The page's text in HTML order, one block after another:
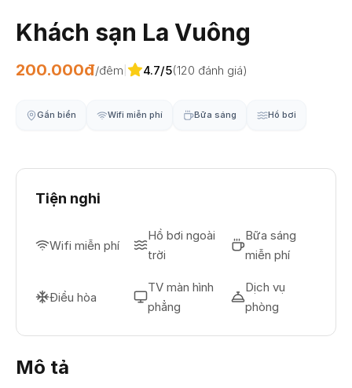
Khách sạn La Vuông
200.000đ/đêm 4.7/5(120 đánh giá)
Gần biển Wifi miễn phí Bữa sáng Hồ bơi
Tiện nghi
Wifi miễn phí
Hồ bơi ngoài
trời
Bữa sáng
miễn phí
Điều hòa
TV màn hình
phẳng
Dịch vụ
phòng
Mô tả